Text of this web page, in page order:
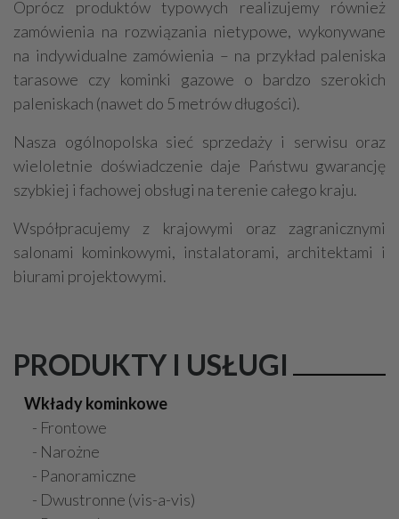
Oprócz produktów typowych realizujemy również
zamówienia na rozwiązania nietypowe, wykonywane
na indywidualne zamówienia – na przykład paleniska
tarasowe czy kominki gazowe o bardzo szerokich
paleniskach (nawet do 5 metrów długości).
Nasza ogólnopolska sieć sprzedaży i serwisu oraz
wieloletnie doświadczenie daje Państwu gwarancję
szybkiej i fachowej obsługi na terenie całego kraju.
Współpracujemy z krajowymi oraz zagranicznymi
salonami kominkowymi, instalatorami, architektami i
biurami projektowymi.
PRODUKTY I USŁUGI
Wkłady kominkowe
- Frontowe
- Narożne
- Panoramiczne
- Dwustronne (vis-a-vis)